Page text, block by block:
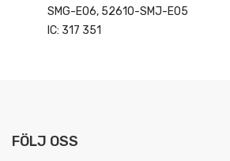
SMG-E06, 52610-SMJ-E05
IC: 317 351
FÖLJ OSS